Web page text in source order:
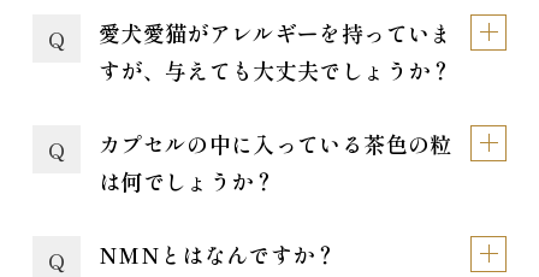
Q
愛犬愛猫がアレルギーを持っていま
すが、与えても大丈夫でしょうか？
Q
カプセルの中に入っている茶色の粒
は何でしょうか？
Q NMNとはなんですか？